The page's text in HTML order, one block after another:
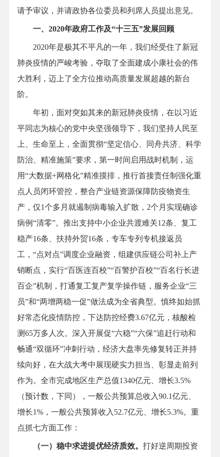
请予审议，并请政协各位委员和列席人员提出意见。
一、2020年政府工作及“十三五”发展回顾
2020年是极其不平凡的一年，我们经受住了新冠
肺炎疫情的严峻考验，夺取了全面建成小康社会的伟
大胜利，迈上了全方位推动高质量发展超越的新台
阶。
年初，面对突如其来的新冠肺炎疫情，在以习近
平同志为核心的党中央坚强领导下，我们坚持人民至
上、生命至上，全面贯彻“坚定信心、同舟共济、科学
防治、精准施策”要求，第一时间启用战时机制，运
用“大数据+网格化”精准摸排，推行首接责任制强化重
点人员闭环管控，整合产业链资源保障防疫物资生
产，仅1个多月就遏制病毒输入扩散，2个月实现确诊
病例“清零”。推出支持中小企业共渡难关12条、复工
稳产16条、扶持外贸16条，专车专列专机接返员
工，“点对点”调度企业融资，组建供应链公司补上产
销断点，实行“百医连百校”“百警护百校”“百名行长进
百企”机制，打通复工复产复学操作链，服务企业“三
员”和“两增两稳一促”做法成为全省典型。慎终如始抓
好常态化疫情防控，下达防控经费3.67亿元，核酸检
测65万多人次。深入开展促“六稳”“六保”追赶行动和
畅通“双循环”冲刺行动，经济大盘率先修复转正并持
续向好，在大战大考中展现硬实力担当、彰显走前列
作为。全市完成地区生产总值1340亿元、增长3.5%
（预计数，下同），一般公共预算总收入90.1亿元、
增长1%，一般公共预算收入52.7亿元、增长5.3%。重
点抓七方面工作：
（一）稳中求进提优经济质效。 打好逆周期投资